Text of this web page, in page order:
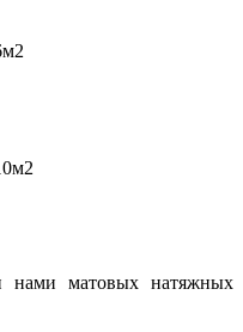
нами матовых натяжных